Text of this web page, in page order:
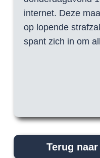
internet. Deze
op lopende
spant zich in om
Terug